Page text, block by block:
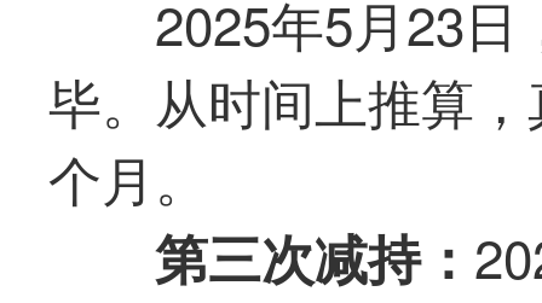
2025年5月23
毕。从时间上推算
个月。
第三次减持：